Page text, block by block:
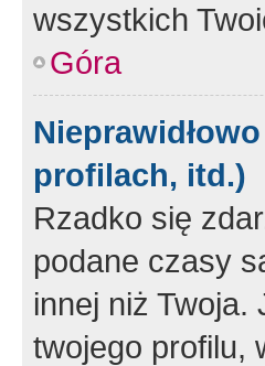
wszystkich
Góra
profilach, itd.)
Rzadko się
podane czasy
innej niż
twojego profilu,